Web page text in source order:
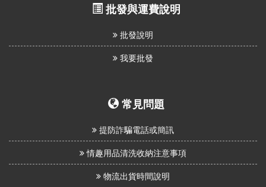
批發與運費說明
批發說明
我要批發
常見問題
提防詐騙電話或簡訊
情趣用品清洗收納注意事項
物流出貨時間說明